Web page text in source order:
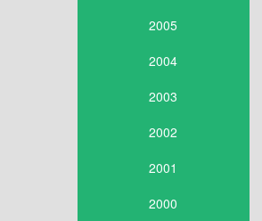
2005
2004
2003
2002
2001
2000